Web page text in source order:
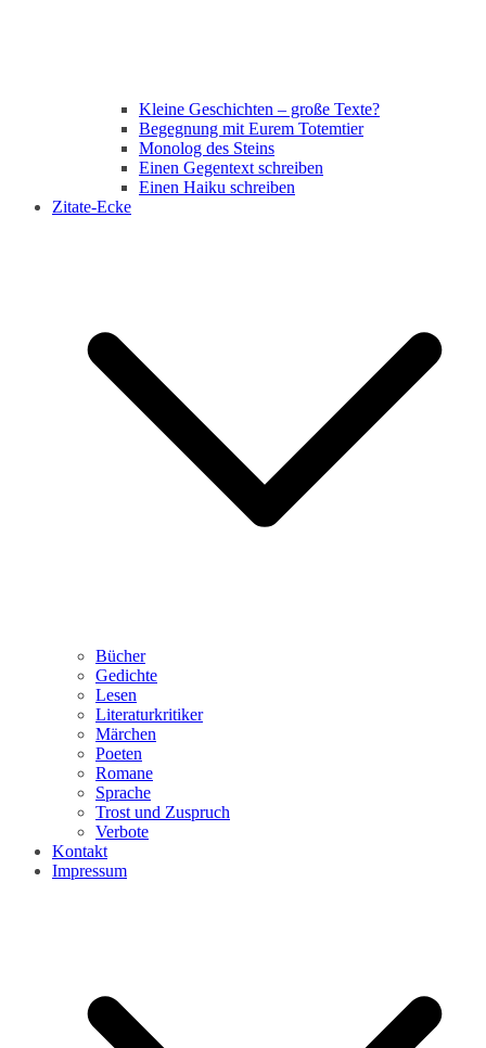
Kleine Geschichten – große Texte?
Begegnung mit Eurem Totemtier
Monolog des Steins
Einen Gegentext schreiben
Einen Haiku schreiben
Zitate-Ecke
Bücher
Gedichte
Lesen
Literaturkritiker
Märchen
Poeten
Romane
Sprache
Trost und Zuspruch
Verbote
Kontakt
Impressum